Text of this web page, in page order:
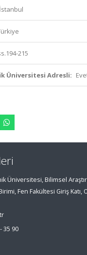
İstanbul
215
Üniversitesi Adresli:
Üniversitesi, Bilimsel
Fen Fakültesi Giriş Katı,
35 90